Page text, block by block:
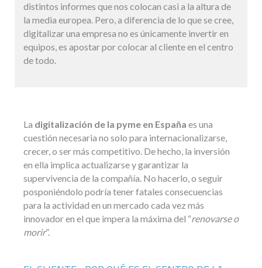
distintos informes que nos colocan casi a la altura de
la media europea. Pero, a diferencia de lo que se cree,
digitalizar una empresa no es únicamente invertir en
equipos, es apostar por colocar al cliente en el centro
de todo.
La digitalización de la pyme en España es una
cuestión necesaria no solo para internacionalizarse,
crecer, o ser más competitivo. De hecho, la inversión
en ella implica actualizarse y garantizar la
supervivencia de la compañía. No hacerlo, o seguir
posponiéndolo podría tener fatales consecuencias
para la actividad en un mercado cada vez más
innovador en el que impera la máxima del “renovarse o
morir”.